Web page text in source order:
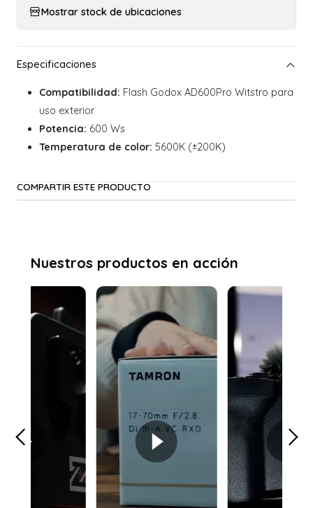
Mostrar stock de ubicaciones
Compatibilidad: Flash Godox AD600Pro Witstro para
uso exterior
Potencia: 600 Ws
Temperatura de color: 5600K (±200K)
COMPARTIR ESTE PRODUCTO